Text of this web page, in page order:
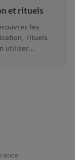
et rituels
les
rituels
utiliser